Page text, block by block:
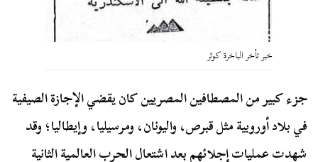
خبر تأخر الباخرة كوثر
جزء كبير من المصطافين المصريين كان يقضي الإجازة الصيفية
في بلاد أوروبية مثل قبرص، واليونان، ومرسيليا، وإيطاليا؛ وقد
شهدت عمليات إجلائهم بعد اشتعال الحرب العالمية الثانية